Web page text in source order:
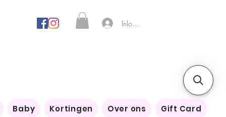
Inloggen
Baby Kortingen Over ons Gift Card